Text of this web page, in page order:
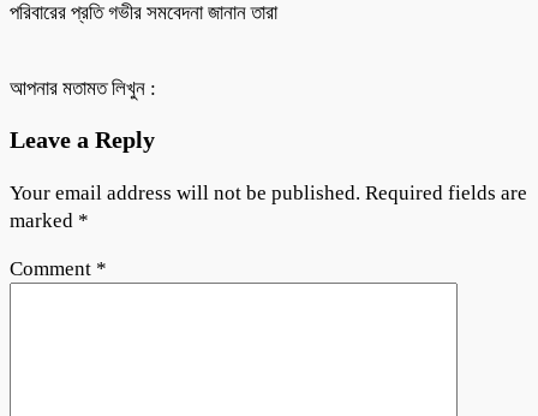
পরিবারের প্রতি গভীর সমবেদনা জানান তারা
আপনার মতামত লিখুন :
Leave a Reply
Your email address will not be published. Required fields are
marked *
Comment *